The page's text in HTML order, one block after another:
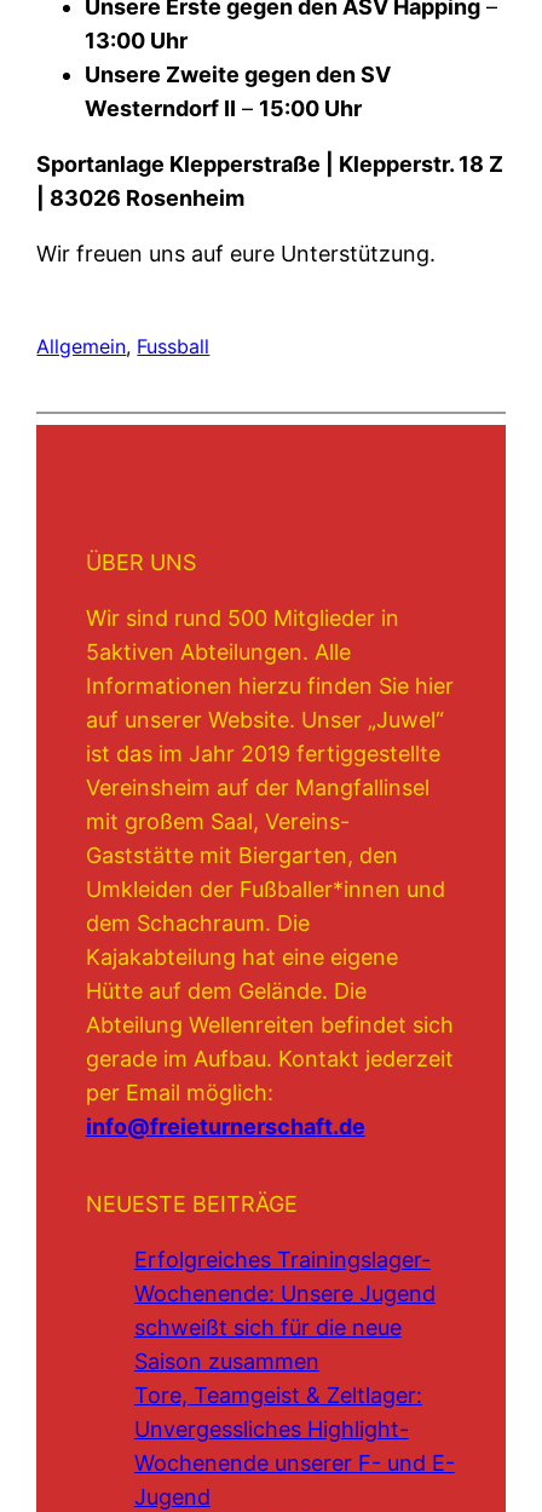
Unsere Erste gegen den ASV Happing –
13:00 Uhr
Unsere Zweite gegen den SV
Westerndorf II – 15:00 Uhr
Sportanlage Klepperstraße | Klepperstr. 18 Z
| 83026 Rosenheim
Wir freuen uns auf eure Unterstützung.
Allgemein, Fussball
ÜBER UNS
Wir sind rund 500 Mitglieder in
5aktiven Abteilungen. Alle
Informationen hierzu finden Sie hier
auf unserer Website. Unser „Juwel“
ist das im Jahr 2019 fertiggestellte
Vereinsheim auf der Mangfallinsel
mit großem Saal, Vereins-
Gaststätte mit Biergarten, den
Umkleiden der Fußballer*innen und
dem Schachraum. Die
Kajakabteilung hat eine eigene
Hütte auf dem Gelände. Die
Abteilung Wellenreiten befindet sich
gerade im Aufbau. Kontakt jederzeit
per Email möglich:
info@freieturnerschaft.de
NEUESTE BEITRÄGE
Erfolgreiches Trainingslager-
Wochenende: Unsere Jugend
schweißt sich für die neue
Saison zusammen
Tore, Teamgeist & Zeltlager:
Unvergessliches Highlight-
Wochenende unserer F- und E-
Jugend